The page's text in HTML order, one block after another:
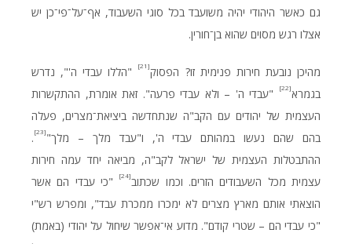
גם כאשר היהודי יהיה משועבד בכל סוגי השעבוד, אף־על־פי־כן יש
אצלו רגש מסוים שהוא בן־חורין.
מהיכן נובעת חירות פנימית זו? הפסוק[21]
"הללו עבדי ה'", נדרש
בגמרא[22]
"עבדי ה' – ולא עבדי פרעה". זאת אומרת, ההתקשרות
העצמית של יהודים עם הקב"ה שנתחדשה ביציאת־מצרים, פעלה
בהם שהם נעשו במהותם עבדי ה', ו"עבד מלך – מלך" [23]
.
ההתבטלות העצמית של ישראל לקב"ה, מביאה יחד עמה חירות
עצמית מכל השעבודים הזרים. וכמו שכתוב[24]
"כי עבדי הם אשר
הוצאתי אותם מארץ מצרים לא ימכרו ממכרת עבד", ומפרש רש"י
"כי עבדי הם – שטרי קודם". מדוע אי־אפשר שיחול על יהודי (באמת)